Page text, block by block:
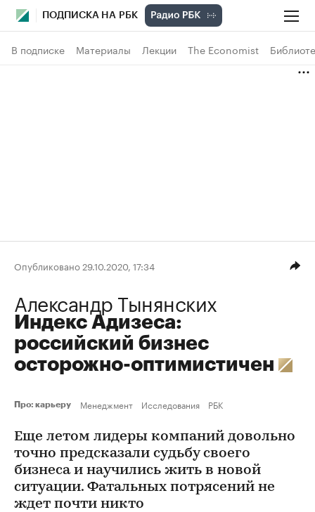
ПОДПИСКА НА РБК
В подписке Материалы Лекции The Economist
Опубликовано 29.10.2020, 17:34
Александр Тынянских
Индекс Адизеса:
российский бизнес
осторожно-оптимистичен
Про: карьеру Менеджмент Исследования РБК
Еще летом лидеры компаний довольно
точно предсказали судьбу своего
бизнеса и научились жить в новой
ситуации. Фатальных потрясений не
ждет почти никто